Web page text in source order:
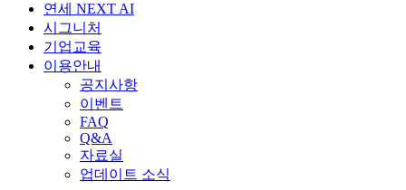
연세 NEXT AI
시그니처
기업교육
이용안내
공지사항
이벤트
FAQ
Q&A
자료실
업데이트 소식